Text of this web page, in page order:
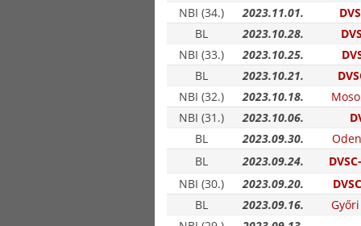
NBI (34.)
2023.11.01.
BL
2023.10.28.
NBI (33.)
2023.10.25.
BL
2023.10.21.
NBI (32.)
2023.10.18.
NBI (31.)
2023.10.06.
BL
2023.09.30.
BL
2023.09.24.
NBI (30.)
2023.09.20.
BL
2023.09.16.